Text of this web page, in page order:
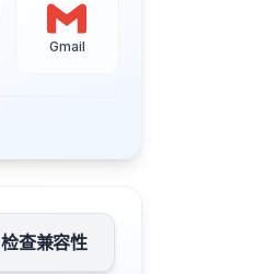
Gmail
检查兼容性